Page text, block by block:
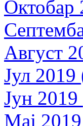
Октобар
Август
Јул 2019
Јун
Мај